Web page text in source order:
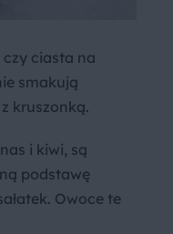
ciasta na
smakują
kruszonką.
i kiwi, są
podstawę
Owoce te